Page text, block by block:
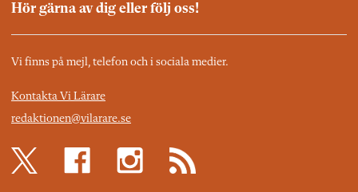
Hör gärna av dig eller följ oss!
Vi finns på mejl, telefon och i sociala medier.
Kontakta Vi Lärare
redaktionen@vilarare.se